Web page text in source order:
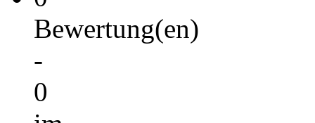
Bewertung(en)
-
0